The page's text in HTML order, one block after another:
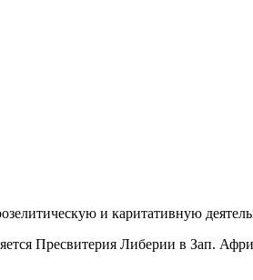
и каритативную
Пресвитерия Либерии в Зап.